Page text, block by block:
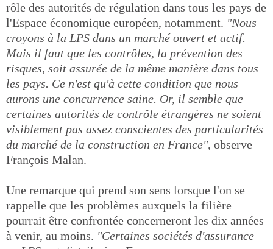
rôle des autorités de régulation dans tous les pays de
l'Espace économique européen, notamment. "Nous
croyons à la LPS dans un marché ouvert et actif.
Mais il faut que les contrôles, la prévention des
risques, soit assurée de la même manière dans tous
les pays. Ce n'est qu'à cette condition que nous
aurons une concurrence saine. Or, il semble que
certaines autorités de contrôle étrangères ne soient
visiblement pas assez conscientes des particularités
du marché de la construction en France", observe
François Malan.
Une remarque qui prend son sens lorsque l'on se
rappelle que les problèmes auxquels la filière
pourrait être confrontée concerneront les dix années
à venir, au moins. "Certaines sociétés d'assurance